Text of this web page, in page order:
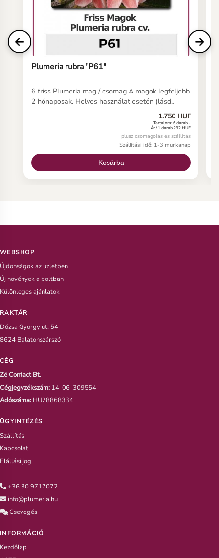
Plumeria rubra "P61"
6 friss Plumeria mag / csomag A magok legfeljebb
2 hónaposak. Helyes használat esetén (lásd
kezelési útmutatónkat) a magoknak 5-10 napon
belül csírázniuk kell. Ha még soha nem vetett
plumeria magot, íme néhány fontos információ a
1.750 HUF
Tartalom: 6 darab -
Ár / 1 darab 292 HUF
plusz csomagolás és szállítás
Szállítási idő: 1-3 munkanap
Kosárba
WEBSHOP
Újdonságok az üzletben
Új növények a boltban
Különleges ajánlatok
RAKTÁR
Dózsa György ut. 54
8624 Balatonszárszó
CÉG
Zé Contact Bt.
Cégjegyzékszám: 14-06-309554
Adószáma: HU28868334
ÜGYINTÉZÉS
Szállítás
Kapcsolat
Elállási jog
+36 30 9717072
info@plumeria.hu
Csevegés
INFORMÁCIÓ
Kezdőlap